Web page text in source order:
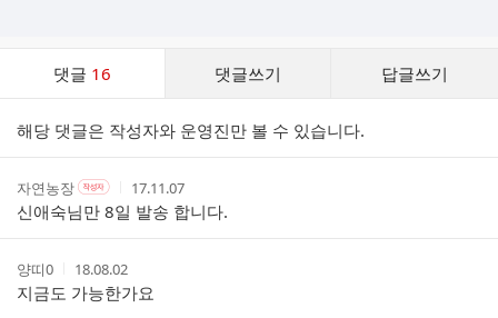
댓글 16 댓글쓰기 답글쓰기
리
해당 댓글은 작성자와 운영진만 볼 수 있습니다.
작
성
자
자연농장작
성
자
본
여
부
작
성
자
작
성
시
간
17.11.07
신애숙님만 8일 발송 합니다.
작
성
자
양띠0
작
성
시
18.08.02
지금도 가능한가요